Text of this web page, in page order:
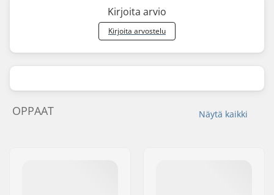
Kirjoita arvio
Kirjoita arvostelu
Näytä kaikki
OPPAAT